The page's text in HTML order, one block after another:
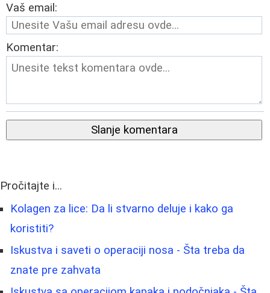
Vaš email:
Komentar:
Slanje komentara
Pročitajte i...
Kolagen za lice: Da li stvarno deluje i kako ga
koristiti?
Iskustva i saveti o operaciji nosa - Šta treba da
znate pre zahvata